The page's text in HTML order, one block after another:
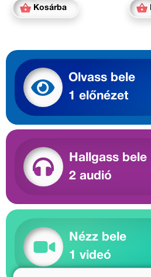
Kosárba
Olvass bele
1 előnézet
Hallgass bele
2 audió
Nézz bele
1 videó